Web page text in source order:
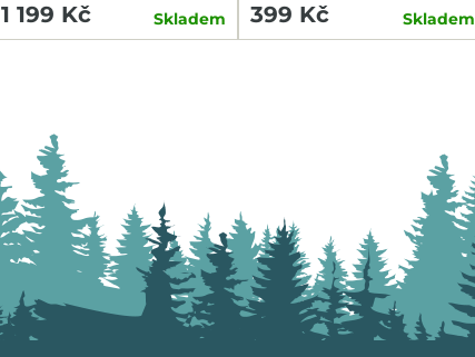
1 199 Kč Skladem 399 Kč Skladem